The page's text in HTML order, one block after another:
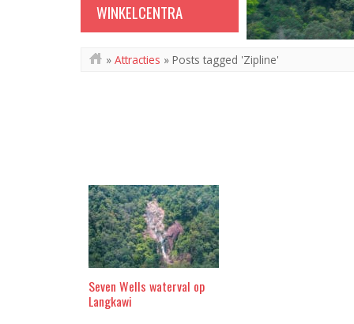
WINKELCENTRA
» Attracties » Posts tagged 'Zipline'
Seven Wells waterval op
Langkawi